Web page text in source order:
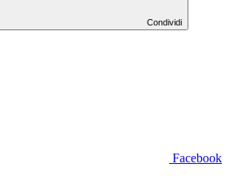
Condividi
Facebook